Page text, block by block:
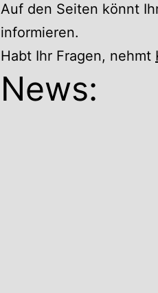
Auf den Seiten könnt
informieren.
Habt Ihr Fragen, nehmt
News: